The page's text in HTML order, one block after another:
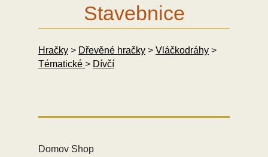
Stavebnice
Hračky > Dřevěné hračky > Vláčkodráhy >
Tématické > Dívčí
Domov Shop